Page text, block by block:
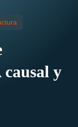
causal y